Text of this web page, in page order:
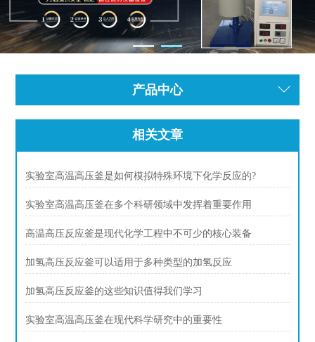
产品中心
相关文章
实验室高温高压釜是如何模拟特殊环境下化学反应的?
实验室高温高压釜在多个科研领域中发挥着重要作用
高温高压反应釜是现代化学工程中不可少的核心装备
加氢高压反应釜可以适用于多种类型的加氢反应
加氢高压反应釜的这些知识值得我们学习
实验室高温高压釜在现代科学研究中的重要性